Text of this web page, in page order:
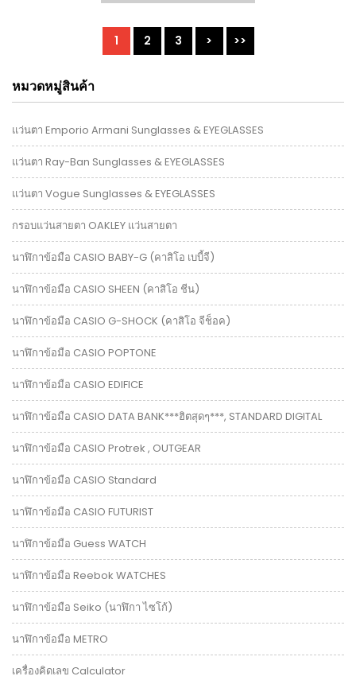
1 2 3 > >>
หมวดหมู่สินค้า
แว่นตา Emporio Armani Sunglasses & EYEGLASSES
แว่นตา Ray-Ban Sunglasses & EYEGLASSES
แว่นตา Vogue Sunglasses & EYEGLASSES
กรอบแว่นสายตา OAKLEY แว่นสายตา
นาฬิกาข้อมือ CASIO BABY-G (คาสิโอ เบบี้จี)
นาฬิกาข้อมือ CASIO SHEEN (คาสิโอ ชีน)
นาฬิกาข้อมือ CASIO G-SHOCK (คาสิโอ จีช็อค)
นาฬิกาข้อมือ CASIO POPTONE
นาฬิกาข้อมือ CASIO EDIFICE
นาฬิกาข้อมือ CASIO DATA BANK***ฮิตสุดๆ***, STANDARD DIGITAL
นาฬิกาข้อมือ CASIO Protrek , OUTGEAR
นาฬิกาข้อมือ CASIO Standard
นาฬิกาข้อมือ CASIO FUTURIST
นาฬิกาข้อมือ Guess WATCH
นาฬิกาข้อมือ Reebok WATCHES
นาฬิกาข้อมือ Seiko (นาฬิกา ไซโก้)
นาฬิกาข้อมือ METRO
เครื่องคิดเลข Calculator